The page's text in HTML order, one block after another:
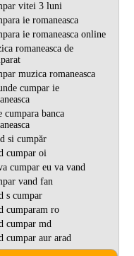
vitei 3 luni
ie romaneasca
ie romaneasca online
romaneasca de
muzica romaneasca
cumpar ie
cumpara banca
si cumpăr
cumpar oi
cumpar eu va vand
vand fan
s cumpar
cumparam ro
cumpar md
cumpar aur arad